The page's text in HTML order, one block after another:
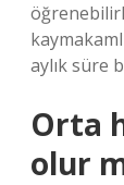
aylık süre
Orta
olur